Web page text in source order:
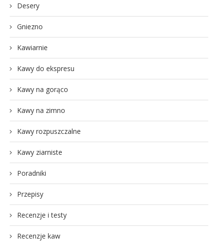
Desery
Gniezno
Kawiarnie
Kawy do ekspresu
Kawy na gorąco
Kawy na zimno
Kawy rozpuszczalne
Kawy ziarniste
Poradniki
Przepisy
Recenzje i testy
Recenzje kaw